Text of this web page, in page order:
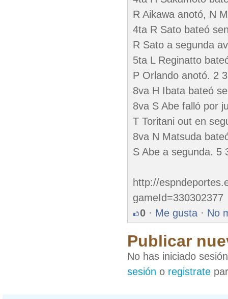
R Aikawa anotó, N
4ta R Sato bateó
R Sato a segunda
5ta L Reginatto
P Orlando anotó. 2 3
8va H Ibata bateó
8va S Abe falló por
T Toritani out en
8va N Matsuda
S Abe a segunda. 5
http://
gameId=330302377
0 · Me gusta · No
Publicar
No has iniciado
sesión o registrate